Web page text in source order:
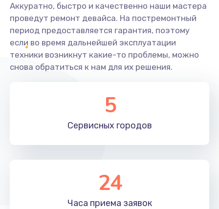
Аккуратно, быстро и качественно наши мастера
проведут ремонт девайса. На постремонтный
период предоставляется гарантия, поэтому
если во время дальнейшей эксплуатации
техники возникнут какие-то проблемы, можно
снова обратиться к нам для их решения.
5
Сервисных городов
24
Часа приема заявок